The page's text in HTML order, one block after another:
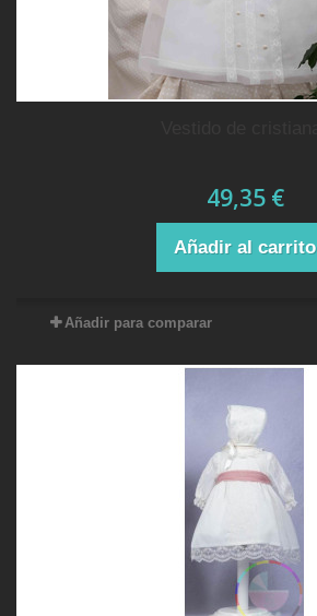
49,35 €
Añadir al carrito
Añadir para comparar